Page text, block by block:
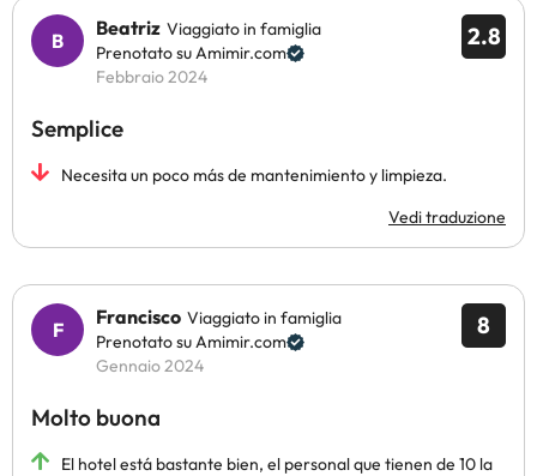
2.8
Beatriz Viaggiato in famiglia
Prenotato su Amimir.com
Febbraio 2024
Semplice
Necesita un poco más de mantenimiento y limpieza.
Vedi traduzione
8
Francisco Viaggiato in famiglia
Prenotato su Amimir.com
Gennaio 2024
Molto buona
El hotel está bastante bien, el personal que tienen de 10 la